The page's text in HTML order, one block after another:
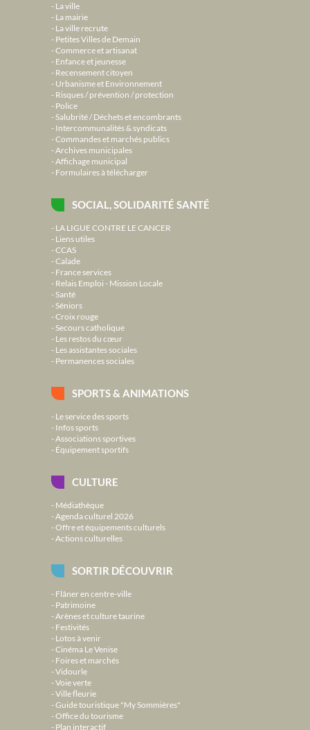
La ville
La mairie
La ville recrute
Petites Villes de Demain
Commerce et artisanat
Enfance et jeunesse
Recensement citoyen
Urbanisme et Environnement
Risques / prévention / protection
Police
Salubrité / Déchets et encombrants
Intercommunalités & syndicats
Commandes et marchés publics
Archives municipales
Affichage municipal
Formulaires à télécharger
SOCIAL, SOLIDARITÉ SANTÉ
LA LIGUE CONTRE LE CANCER
Liens utiles
CCAS
Calade
France services
Relais Emploi - Mission Locale
Santé
Séniors
Croix rouge
Secours catholique
Les restos du cœur
Les assistantes sociales
Permanences sociales
SPORTS & ANIMATIONS
Le service des sports
Infos sports
Associations sportives
Équipement sportifs
CULTURE
Médiathèque
Agenda culturel 2026
Offre et équipements culturels
Actions culturelles
SORTIR DÉCOUVRIR
Flâner en centre-ville
Patrimoine
Arènes et culture taurine
Festivités
Lotos à venir
Cinéma Le Venise
Foires et marchés
Vidourle
Voie verte
Ville fleurie
Guide touristique "My Sommières"
Office du tourisme
Plan interactif